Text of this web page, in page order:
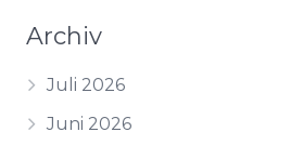
Archiv
Juli 2026
Juni 2026